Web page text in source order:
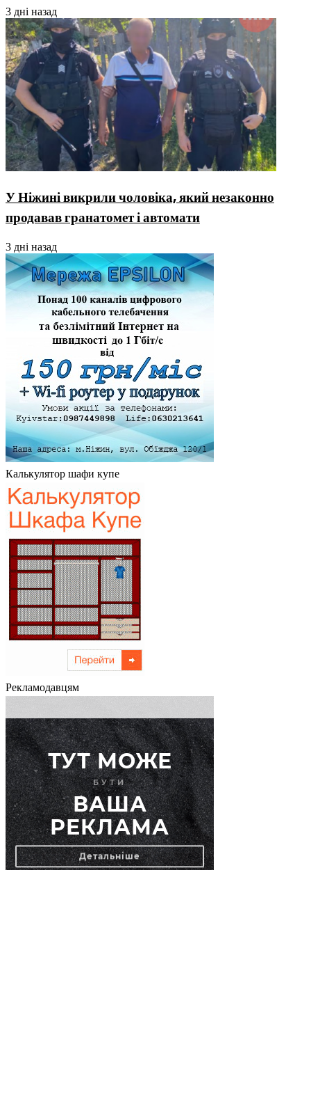
3 дні назад
У Ніжині викрили чоловіка, який незаконно
продавав гранатомет і автомати
3 дні назад
Калькулятор шафи купе
Рекламодавцям